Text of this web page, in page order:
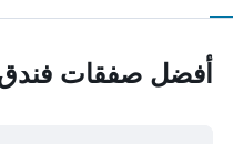
أفضل صفقات فندق